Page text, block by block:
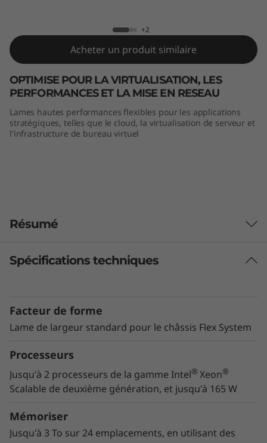
0
B
a
d
e
v
+2
Acheter un produit similaire
OPTIMISE POUR LA VIRTUALISATION, LES
PERFORMANCES ET LA MISE EN RESEAU
Lames hautes performances flexibles pour les applications
stratégiques, telles que le cloud, la virtualisation de serveur et
l'infrastructure de bureau virtuel
Résumé
Infrastructure made simple
server architecture. Blade server systems allow
for the pooling of system resources; power,
resources are all shared as a function of the
blade chassis (see Lenovo Flex System
Enterprise Chassis). The blade architecture
saves on OPEX costs and allows for optimal
server density, positioning Flex System well for
both resource- and space-constrained
Spécifications techniques
Facteur de forme
Lame de largeur standard pour le châssis Flex System
Processeurs
Jusqu'à 2 processeurs de la gamme Intel®Xeon®
Scalable de deuxième génération, et jusqu'à 165 W
Mémoriser
Jusqu'à 3 To sur 24 emplacements, en utilisant des